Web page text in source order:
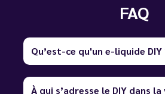
FAQ
Qu’est-ce qu'un e-liquide DIY
À qui s’adresse le DIY dans la